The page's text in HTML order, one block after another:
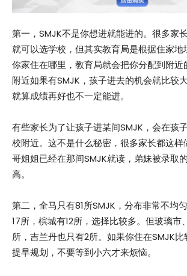
第一，SMJK不是你想进就能进的。很多家
就可以选学校，但其实教育局是根据住家地
你家住在哪里，教育局就会把你分配到附近
附近如果有SMJK，孩子进去的机会就比较
就算成绩再好也不一定能进。
有些家长为了让孩子进某间SMJK，会在孩
校附近。这不是什么秘密，很多家长都这
哥姐姐已经在那间SMJK就读，弟妹被录取
高。
第二，全马只有81所SMJK，分布非常不均
17所，槟城有12所，选择比较多。但玻璃市
所，吉兰丹也只有2所。如果你住在SMJK
提早规划，不要等到小六才来烦恼。